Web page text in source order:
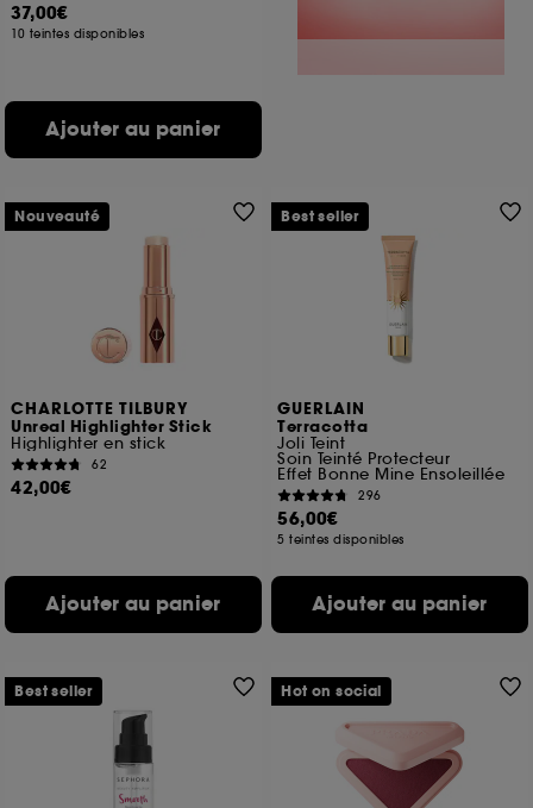
37,00€
10 teintes disponibles
Ajouter au panier
CHARLOTTE TILBURY
Unreal Highlighter Stick
Highlighter en stick
62
42,00€
Ajouter au panier
Nouveauté
GUERLAIN
Terracotta
Joli Teint
Soin Teinté Protecteur
Effet Bonne Mine Ensoleillée
296
56,00€
5 teintes disponibles
Ajouter au panier
Best seller
Best seller Hot on social